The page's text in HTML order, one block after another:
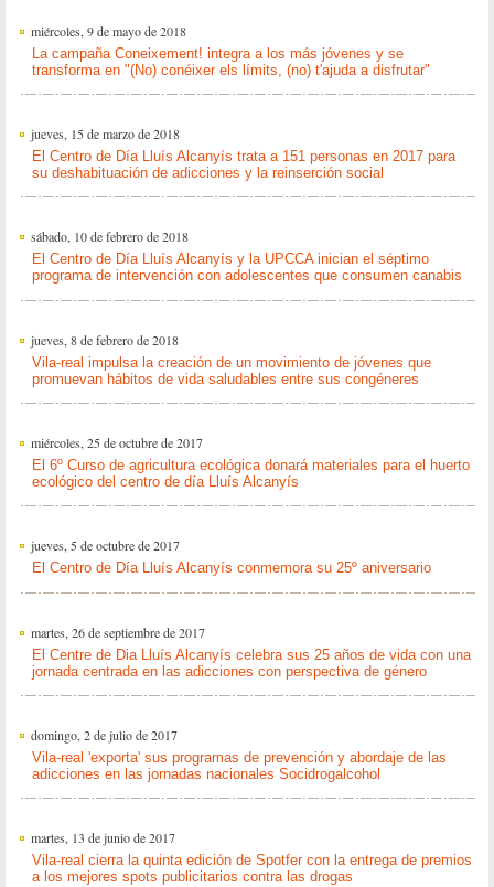
miércoles, 9 de mayo de 2018
La campaña Coneixement! integra a los más jóvenes y se
transforma en "(No) conéixer els límits, (no) t'ajuda a disfrutar"
jueves, 15 de marzo de 2018
El Centro de Día Lluís Alcanyís trata a 151 personas en 2017 para
su deshabituación de adicciones y la reinserción social
sábado, 10 de febrero de 2018
El Centro de Día Lluís Alcanyís y la UPCCA inician el séptimo
programa de intervención con adolescentes que consumen canabis
jueves, 8 de febrero de 2018
Vila-real impulsa la creación de un movimiento de jóvenes que
promuevan hábitos de vida saludables entre sus congéneres
miércoles, 25 de octubre de 2017
El 6º Curso de agricultura ecológica donará materiales para el huerto
ecológico del centro de día Lluís Alcanyís
jueves, 5 de octubre de 2017
El Centro de Día Lluís Alcanyís conmemora su 25º aniversario
martes, 26 de septiembre de 2017
El Centre de Dia Lluís Alcanyís celebra sus 25 años de vida con una
jornada centrada en las adicciones con perspectiva de género
domingo, 2 de julio de 2017
Vila-real 'exporta' sus programas de prevención y abordaje de las
adicciones en las jornadas nacionales Socidrogalcohol
martes, 13 de junio de 2017
Vila-real cierra la quinta edición de Spotfer con la entrega de premios
a los mejores spots publicitarios contra las drogas